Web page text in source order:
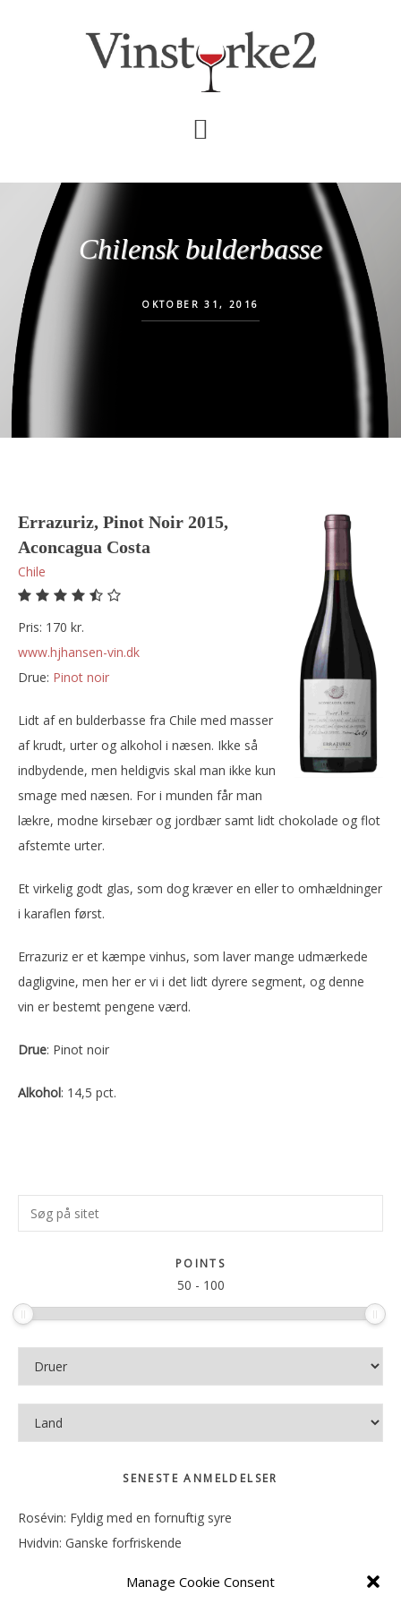
Manage Cookie Consent
Chilensk bulderbasse
OKTOBER 31, 2016
Errazuriz, Pinot Noir 2015,
Aconcagua Costa
Chile
Pris: 170 kr.
www.hjhansen-vin.dk
Drue:
pinot noir
Lidt af en bulderbasse fra Chile med masser
af krudt, urter og alkohol i næsen. Ikke så
indbydende, men heldigvis skal man ikke kun
smage med næsen. For i munden får man
lækre, modne kirsebær og jordbær samt lidt chokolade og flot
afstemte urter.
Et virkelig godt glas, som dog kræver en eller to omhældninger
i karaflen først.
Errazuriz er et kæmpe vinhus, som laver mange udmærkede
dagligvine, men her er vi i det lidt dyrere segment, og denne
vin er bestemt pengene værd.
Drue: Pinot noir
Alkohol: 14,5 pct.
Primær
Sidebar
Søg
på
POINTS
50 - 100
SENESTE ANMELDELSER
Rosévin: Fyldig med en fornuftig syre
Hvidvin: Ganske forfriskende
Hvidvin: Smørfedme og tropisk sødme